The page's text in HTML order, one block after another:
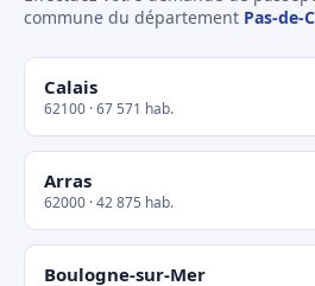
commune du département Pas-de-
Calais
62100 · 67 571 hab.
Arras
62000 · 42 875 hab.
Boulogne-sur-Mer